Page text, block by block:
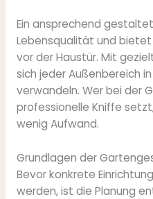
Ein ansprechend
Lebensqualität und bietet
vor der Haustür. Mit
sich jeder Außenbereich
verwandeln. Wer bei der
professionelle Kniffe
wenig Aufwand.
Grundlagen der
Bevor konkrete
werden, ist die Planung